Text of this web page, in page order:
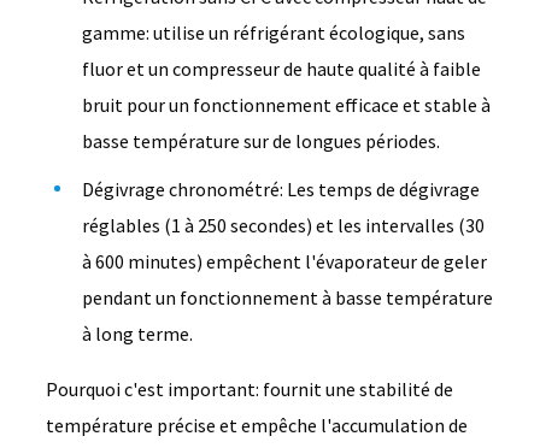
gamme: utilise un réfrigérant écologique, sans
fluor et un compresseur de haute qualité à faible
bruit pour un fonctionnement efficace et stable à
basse température sur de longues périodes.
Dégivrage chronométré: Les temps de dégivrage
réglables (1 à 250 secondes) et les intervalles (30
à 600 minutes) empêchent l'évaporateur de geler
pendant un fonctionnement à basse température
à long terme.
Pourquoi c'est important: fournit une stabilité de
température précise et empêche l'accumulation de